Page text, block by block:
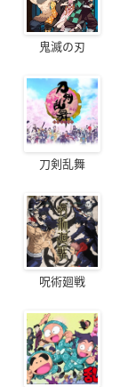
鬼滅の刃
刀剣乱舞
呪術廻戦